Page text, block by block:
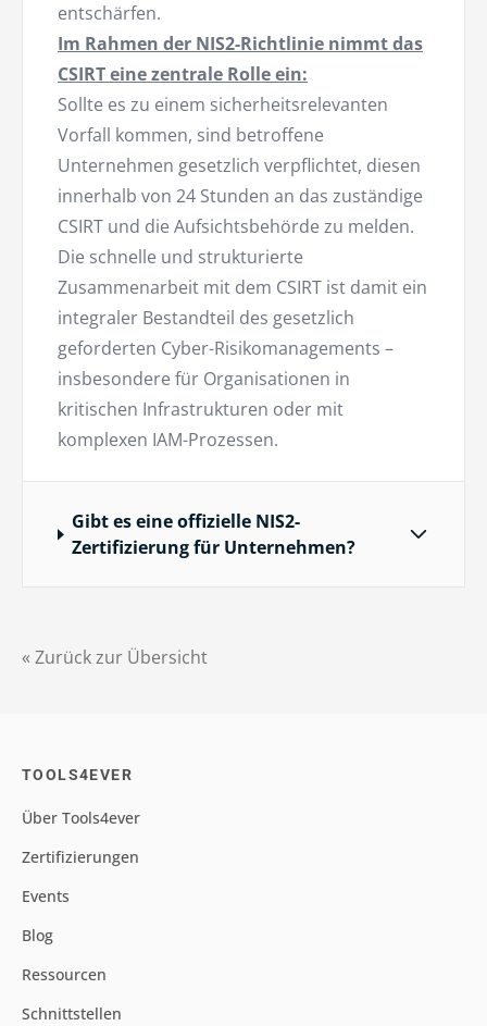
« Zurück zur Übersicht
entschärfen.
Im Rahmen der NIS2-Richtlinie nimmt das
CSIRT eine zentrale Rolle ein:
Sollte es zu einem sicherheitsrelevanten
Vorfall kommen, sind betroffene
Unternehmen gesetzlich verpflichtet, diesen
innerhalb von 24 Stunden an das zuständige
CSIRT und die Aufsichtsbehörde zu melden.
Die schnelle und strukturierte
Zusammenarbeit mit dem CSIRT ist damit ein
integraler Bestandteil des gesetzlich
geforderten Cyber-Risikomanagements –
insbesondere für Organisationen in
kritischen Infrastrukturen oder mit
komplexen IAM-Prozessen.
Gibt es eine offizielle NIS2-
Zertifizierung für Unternehmen?
TOOLS4EVER
Über Tools4ever
Zertifizierungen
Events
Blog
Ressourcen
Schnittstellen